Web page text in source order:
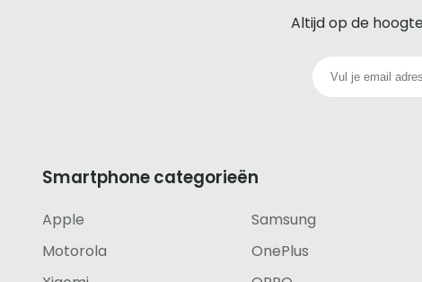
iedere
telefoon
footer
Altijd op de
Smartphone categorieën
Apple
Samsung
Motorola
OnePlus